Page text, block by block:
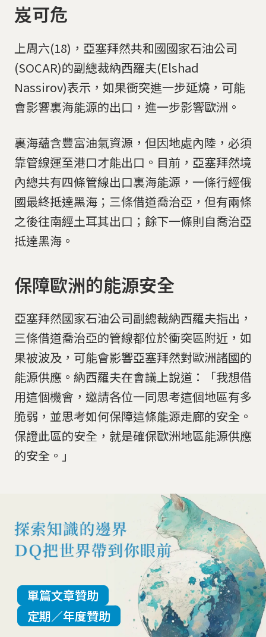
岌可危
上周六(18)，亞塞拜然共和國國家石油公司
(SOCAR)的副總裁納西羅夫(Elshad
Nassirov)表示，如果衝突進一步延燒，可能
會影響裏海能源的出口，進一步影響歐洲。
裏海蘊含豐富油氣資源，但因地處內陸，必須
靠管線運至港口才能出口。目前，亞塞拜然境
內總共有四條管線出口裏海能源，一條行經俄
國最終抵達黑海；三條借道喬治亞，但有兩條
之後往南經土耳其出口；餘下一條則自喬治亞
抵達黑海。
保障歐洲的能源安全
亞塞拜然國家石油公司副總裁納西羅夫指出，
三條借道喬治亞的管線都位於衝突區附近，如
果被波及，可能會影響亞塞拜然對歐洲諸國的
能源供應。納西羅夫在會議上說道：「我想借
用這個機會，邀請各位一同思考這個地區有多
脆弱，並思考如何保障這條能源走廊的安全。
保證此區的安全，就是確保歐洲地區能源供應
的安全。」
單篇文章贊助
定期／年度贊助